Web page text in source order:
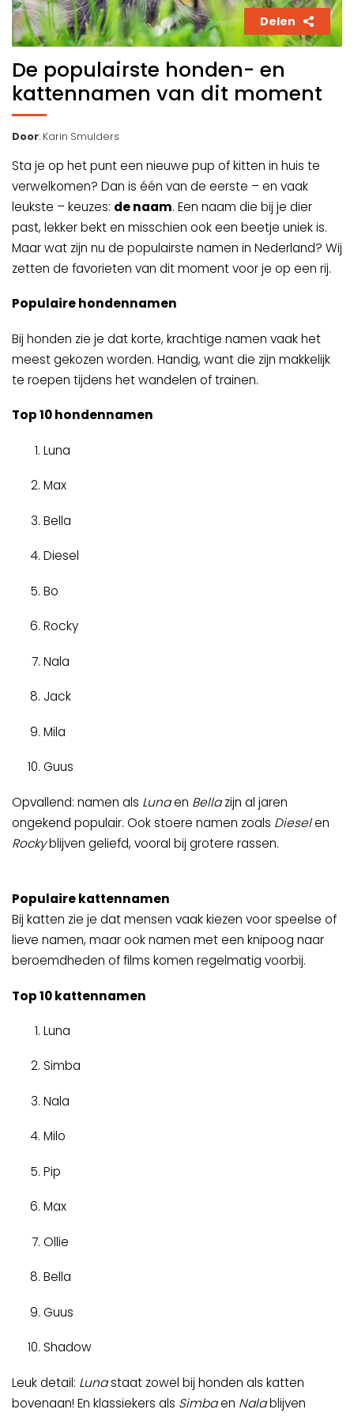
Delen
De populairste honden- en
kattennamen van dit moment
Door: Karin Smulders
Sta je op het punt een nieuwe pup of kitten in huis te
verwelkomen? Dan is één van de eerste – en vaak
leukste – keuzes: de naam. Een naam die bij je dier
past, lekker bekt en misschien ook een beetje uniek is.
Maar wat zijn nu de populairste namen in Nederland? Wij
zetten de favorieten van dit moment voor je op een rij.
Populaire hondennamen
Bij honden zie je dat korte, krachtige namen vaak het
meest gekozen worden. Handig, want die zijn makkelijk
te roepen tijdens het wandelen of trainen.
Top 10 hondennamen
Luna
Max
Bella
Diesel
Bo
Rocky
Nala
Jack
Mila
Guus
Opvallend: namen als Lunaen Bellazijn al jaren
ongekend populair. Ook stoere namen zoals Dieselen
Rockyblijven geliefd, vooral bij grotere rassen.
Populaire kattennamen
Bij katten zie je dat mensen vaak kiezen voor speelse of
lieve namen, maar ook namen met een knipoog naar
beroemdheden of films komen regelmatig voorbij.
Top 10 kattennamen
Luna
Simba
Nala
Milo
Pip
Max
Ollie
Bella
Guus
Shadow
Leuk detail: Lunastaat zowel bij honden als katten
bovenaan! En klassiekers als Simbaen Nalablijven